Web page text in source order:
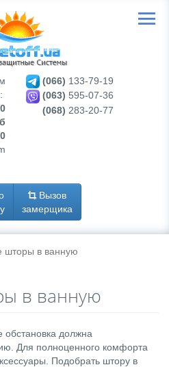
(066) 133-79-19
(063) 595-07-36
(068) 283-20-77
Вызов
замерщика
шторы в ванную
в ванную
обстановка должна
Для полноценного комфорта
Подобрать штору в